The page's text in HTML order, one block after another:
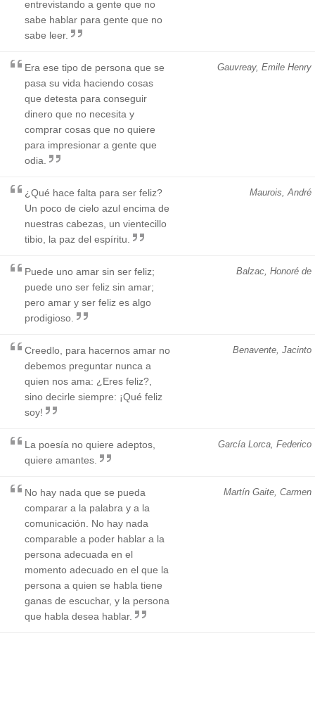
entrevistando a gente que no
sabe hablar para gente que no
sabe leer.
Gauvreay, Emile Henry
Era ese tipo de persona que se
pasa su vida haciendo cosas
que detesta para conseguir
dinero que no necesita y
comprar cosas que no quiere
para impresionar a gente que
odia.
Maurois, André
¿Qué hace falta para ser feliz?
Un poco de cielo azul encima de
nuestras cabezas, un vientecillo
tibio, la paz del espíritu.
Balzac, Honoré de
Puede uno amar sin ser feliz;
puede uno ser feliz sin amar;
pero amar y ser feliz es algo
prodigioso.
Benavente, Jacinto
Creedlo, para hacernos amar no
debemos preguntar nunca a
quien nos ama: ¿Eres feliz?,
sino decirle siempre: ¡Qué feliz
soy!
García Lorca, Federico
La poesía no quiere adeptos,
quiere amantes.
Martín Gaite, Carmen
No hay nada que se pueda
comparar a la palabra y a la
comunicación. No hay nada
comparable a poder hablar a la
persona adecuada en el
momento adecuado en el que la
persona a quien se habla tiene
ganas de escuchar, y la persona
que habla desea hablar.